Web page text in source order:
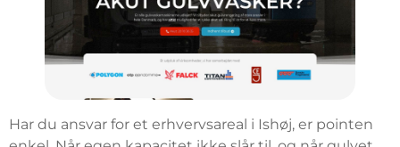
Har du ansvar for et erhvervsareal i Ishøj, er pointen